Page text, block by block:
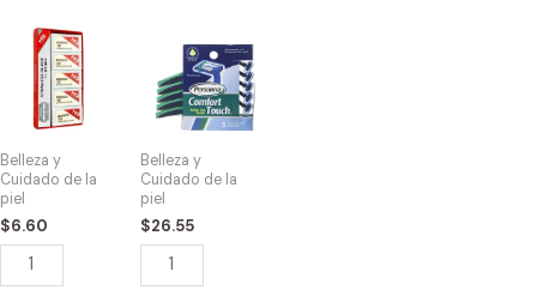
Belleza y
Cuidado de la
piel
$6.60
53561
NAVAJA
DOBLE
FILO
DORCO
ROJA(10)
quantity
Belleza y
Cuidado de la
piel
$26.55
PERSONA
COMFORT
TUCH
MEN
(5)
quantity